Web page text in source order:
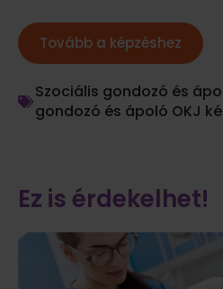
Tovább a képzéshez
Szociális gondozó és
gondozó és ápoló OKJ
Ez is érdekelhet!